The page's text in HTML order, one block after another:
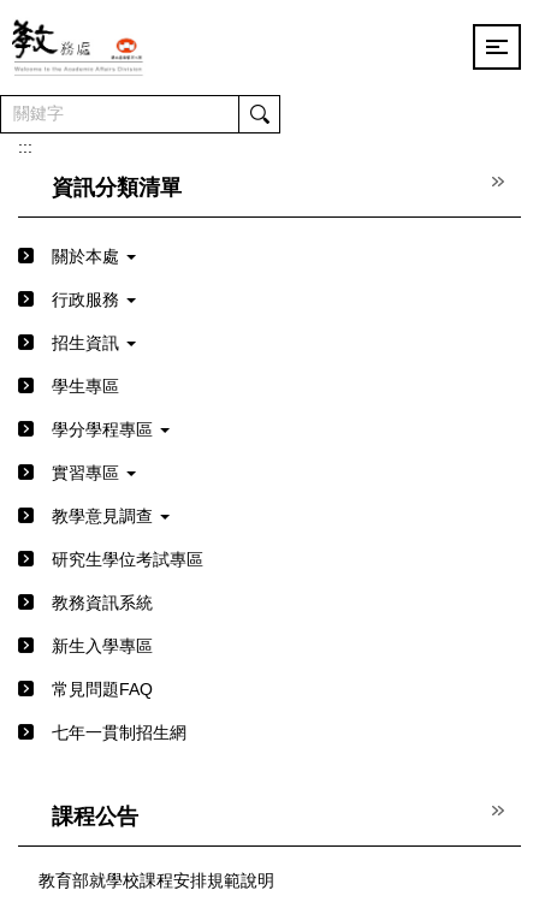
跳
到
主
要
內
容
:::
資訊分類清單
關於本處
行政服務
招生資訊
學生專區
學分學程專區
實習專區
教學意見調查
研究生學位考試專區
教務資訊系統
新生入學專區
常見問題FAQ
七年一貫制招生網
課程公告
教育部就學校課程安排規範說明